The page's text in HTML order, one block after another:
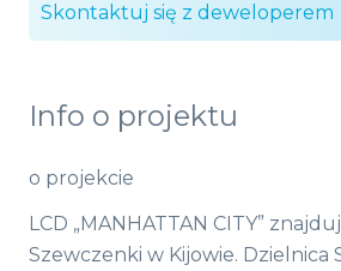
Skontaktuj się z deweloperem
Info o projektu
o projekcie
LCD „MANHATTAN CITY”
Szewczenki w Kijowie. Dzielnica